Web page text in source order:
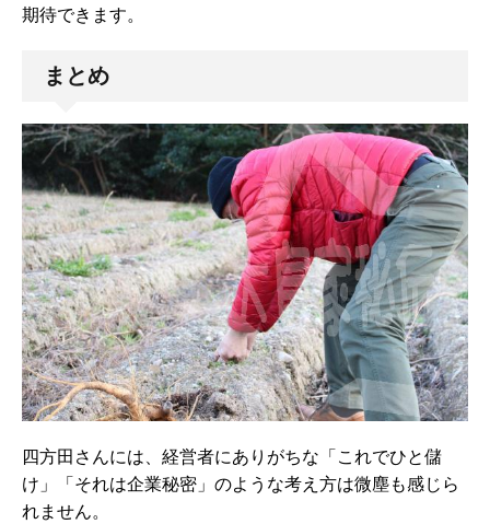
期待できます。
まとめ
四方田さんには、経営者にありがちな「これでひと儲
け」「それは企業秘密」のような考え方は微塵も感じら
れません。